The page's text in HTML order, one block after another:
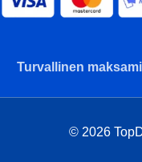
Turvallinen
© 2026